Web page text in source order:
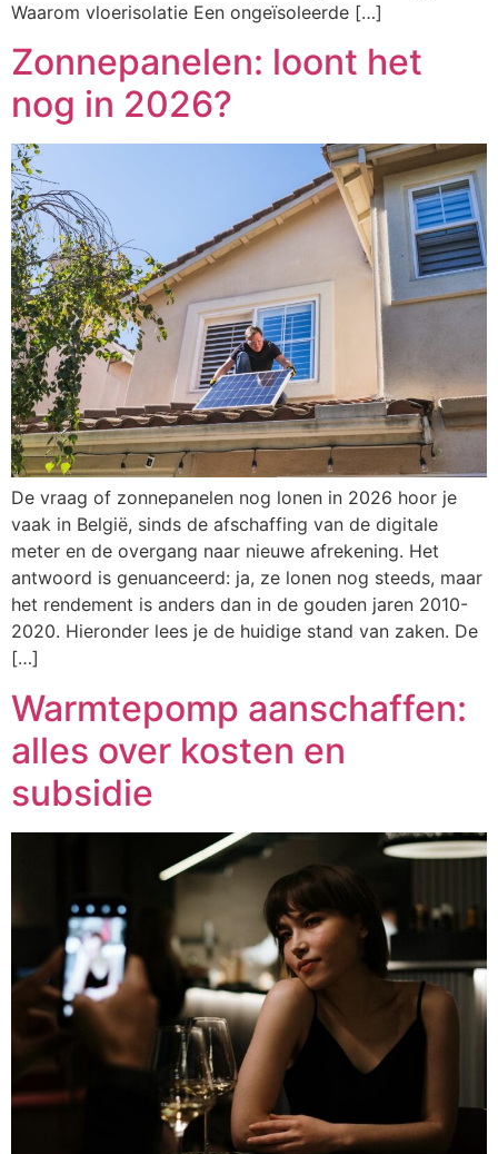
Waarom vloerisolatie Een ongeïsoleerde […]
Zonnepanelen: loont het
nog in 2026?
De vraag of zonnepanelen nog lonen in 2026 hoor je
vaak in België, sinds de afschaffing van de digitale
meter en de overgang naar nieuwe afrekening. Het
antwoord is genuanceerd: ja, ze lonen nog steeds, maar
het rendement is anders dan in de gouden jaren 2010-
2020. Hieronder lees je de huidige stand van zaken. De
[…]
Warmtepomp aanschaffen:
alles over kosten en
subsidie